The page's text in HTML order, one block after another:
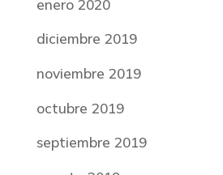
enero 2020
diciembre 2019
noviembre 2019
octubre 2019
septiembre 2019